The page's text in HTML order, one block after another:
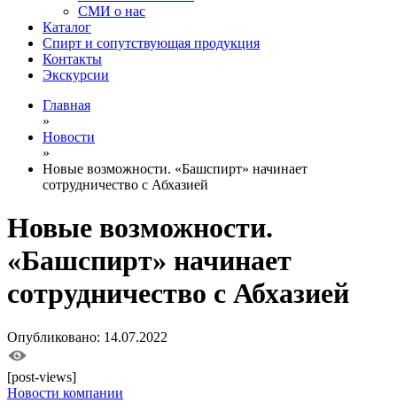
СМИ о нас
Каталог
Спирт и сопутствующая продукция
Контакты
Экскурсии
Главная
»
Новости
»
Новые возможности. «Башспирт» начинает
сотрудничество с Абхазией
Новые возможности.
«Башспирт» начинает
сотрудничество с Абхазией
Опубликовано: 14.07.2022
[post-views]
Новости компании